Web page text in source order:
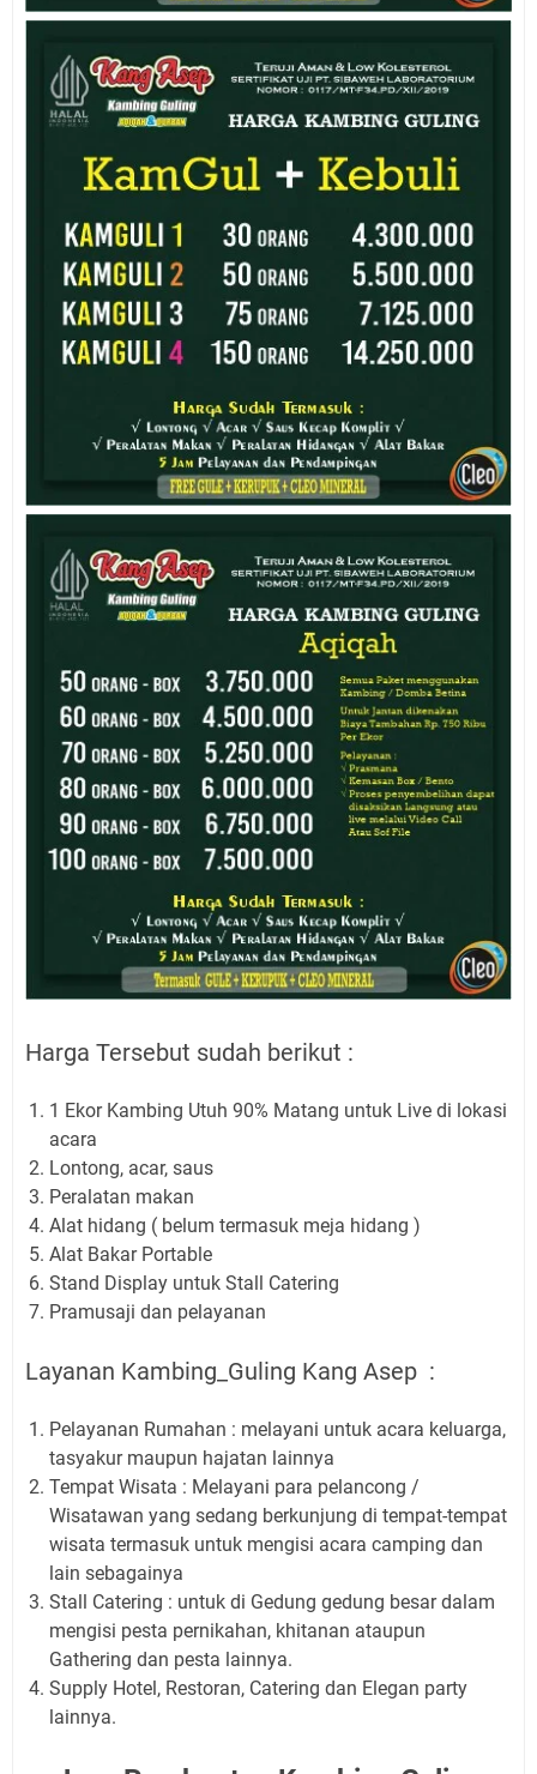
Harga Tersebut sudah berikut :
1 Ekor Kambing Utuh 90% Matang untuk Live di lokasi
acara
Lontong, acar, saus
Peralatan makan
Alat hidang ( belum termasuk meja hidang )
Alat Bakar Portable
Stand Display untuk Stall Catering
Pramusaji dan pelayanan
Layanan Kambing_Guling Kang Asep :
Pelayanan Rumahan : melayani untuk acara keluarga,
tasyakur maupun hajatan lainnya
Tempat Wisata : Melayani para pelancong /
Wisatawan yang sedang berkunjung di tempat-tempat
wisata termasuk untuk mengisi acara camping dan
lain sebagainya
Stall Catering : untuk di Gedung gedung besar dalam
mengisi pesta pernikahan, khitanan ataupun
Gathering dan pesta lainnya.
Supply Hotel, Restoran, Catering dan Elegan party
lainnya.